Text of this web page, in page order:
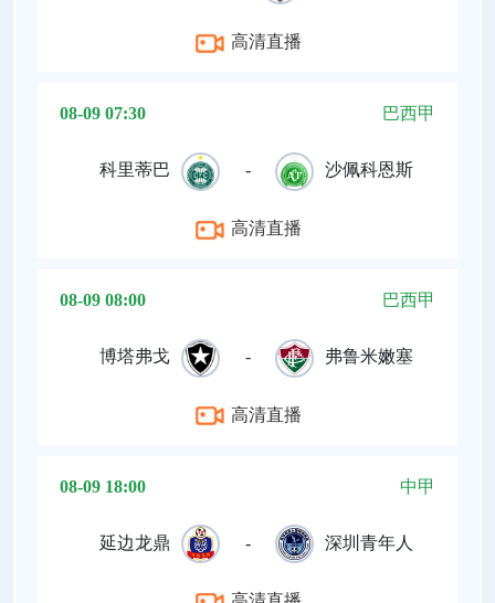
高清直播
08-09 07:30 巴西甲
科里蒂巴 - 沙佩科恩斯
高清直播
08-09 08:00 巴西甲
博塔弗戈 - 弗鲁米嫩塞
高清直播
08-09 18:00 中甲
延边龙鼎 - 深圳青年人